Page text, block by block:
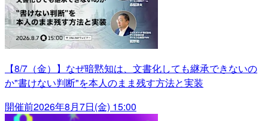
【8/7（金）】なぜ暗黙知は、文書化しても継承できないの
か"書けない判断"を本人のまま残す方法と実装
開催前2026年8月7日(金) 15:00